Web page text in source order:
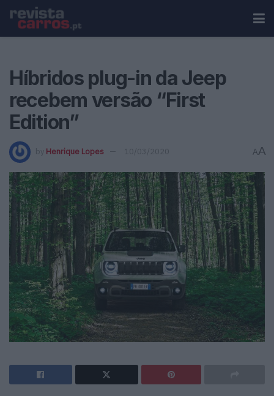
Híbridos plug-in da Jeep
recebem versão “First
Edition”
by Henrique Lopes 10/03/2020 AA